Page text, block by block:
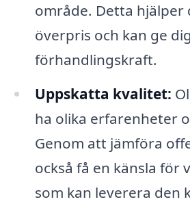
område. Detta hjälper
överpris och kan ge dig
förhandlingskraft.
Uppskatta kvalitet:
ha olika erfarenheter
Genom att jämföra
också få en känsla för
som kan leverera den